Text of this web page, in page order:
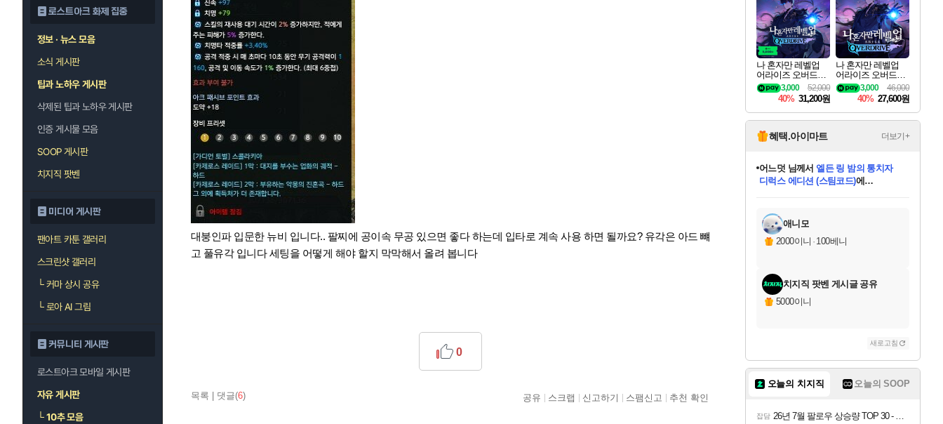
로스트아크 화제 집중
정보 · 뉴스 모음
소식 게시판
팁과 노하우 게시판
삭제된 팁과 노하우 게시판
인증 게시물 모음
SOOP 게시판
치지직 팟벤
미디어 게시판
팬아트 카툰 갤러리
스크린샷 갤러리
└커마 상시 공유
└로아 AI 그림
커뮤니티 게시판
로스트아크 모바일 게시판
자유 게시판
└10추 모음
대붕인파 입문한 뉴비 입니다.. 팔찌에 공이속 무공 있으면 좋다 하는데 입타로 계속 사용 하면 될까요? 유각은 아드 뺴
고 풀유각 입니다 세팅을 어떻게 해야 할지 막막해서 올려 봅니다
목록 댓글(6)
0
공유 스크랩 신고하기 스팸신고 추천 확인
나 혼자만 레벨업
어라이즈 오버드라
이브 디럭스 에디션
Solo Leveling Arise
Overdrive Deluxe Edi
tion
52,000
3,000
40% 31,200원
나 혼자만 레벨업
어라이즈 오버드라
이브 Solo Leveling A
rise
46,000
3,000
40% 27,600원
혜택.아이마트 더보기+
당첨되셨습니다.
당첨되셨습니다.
어느덧 님께서엘든 링 밤의 통치자
디럭스 에디션 (스팀코드)에
당첨되셨습니다.
에디션 (스팀코드)
당첨되셨습니다.
당첨되셨습니다.
당첨되셨습니다.
당첨되셨습니다.
애니모
2000이니 · 100베니
치지직 팟벤 게시글 공유
5000이니
새로고침
오늘의 치지직 오늘의 SOOP
잡담 26년 7월 팔로우 상승량 TOP 30 - 월간 치지직